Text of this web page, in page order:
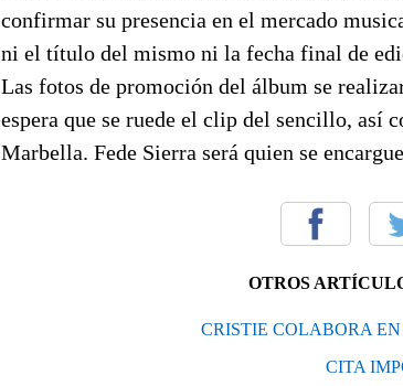
confirmar su presencia en el mercado
ni el título del mismo ni la fecha final de
Las fotos de promoción del álbum se
espera que se ruede el clip del sencillo, así
Marbella. Fede Sierra será quien se
OTROS
CRISTIE COLABORA
CITA